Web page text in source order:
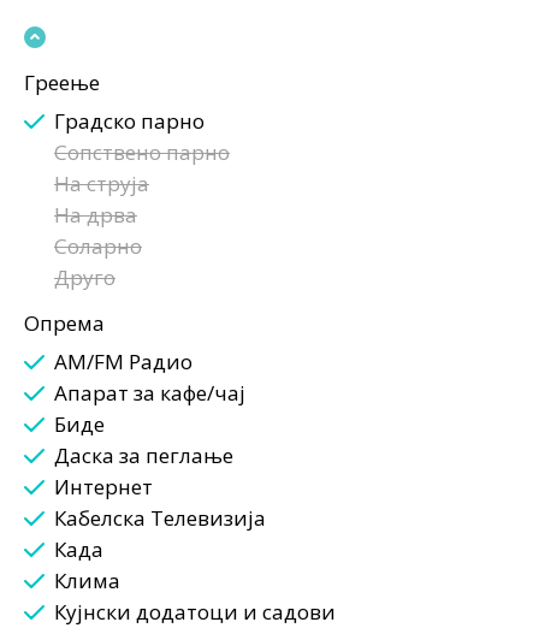
Греење
Градско парно
Сопствено парно
На струја
На дрва
Соларно
Друго
Опрема
AM/FM Радио
Апарат за кафе/чај
Биде
Даска за пеглање
Интернет
Кабелска Телевизија
Када
Клима
Кујнски додатоци и садови